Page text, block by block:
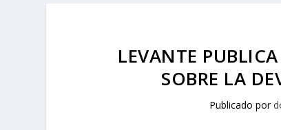
LEVANTE
SOBRE LA
Publicado por